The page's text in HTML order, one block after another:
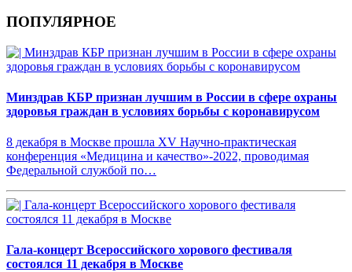
ПОПУЛЯРНОЕ
Минздрав КБР признан лучшим в России в сфере охраны
здоровья граждан в условиях борьбы с коронавирусом
8 декабря в Москве прошла XV Научно-практическая
конференция «Медицина и качество»-2022, проводимая
Федеральной службой по…
Гала-концерт Всероссийского хорового фестиваля
состоялся 11 декабря в Москве